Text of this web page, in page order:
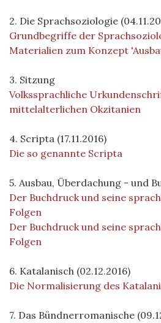
2. Die Sprachsoziologie
Grundbegriffe der
Materialien zum Konzept
3. Sitzung
Volkssprachliche
mittelalterlichen Okzitanien
4. Scripta (17.11.2016)
Die so genannte Scripta
5. Ausbau, Überdachung - und
Der Buchdruck und seine
Folgen
Der Buchdruck und seine
Folgen
6. Katalanisch (02.12.2016)
Die Normalisierung des
7. Das Bündnerromanische